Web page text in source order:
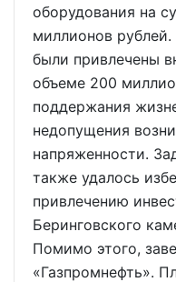
оборудования на
миллионов
были привлечены
объеме 200
поддержания
недопущения
напряженности.
также удалось
привлечению
Беринговского
Помимо этого,
«Газпромнефть».